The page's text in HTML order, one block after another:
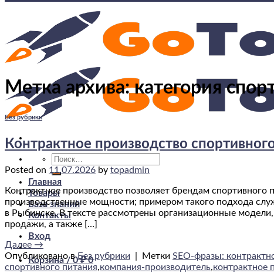
Искать:
Главная
Товары
База знаний
Контакты
Вход
Корзина /0₽ 0
Метка архива:категория
Без рубрики
Контрактное производство
Posted on 11.07.2026 by topadmin
Контрактное производство позволяет брендам
производственные мощности; примером такого подхода
в Рыбинске. В тексте рассмотрены организационные
продажи, а также […]
Далее →
Опубликовано вБез рубрики Метки SEO-фразы:
спортивного питания,компания-производитель,контрактное